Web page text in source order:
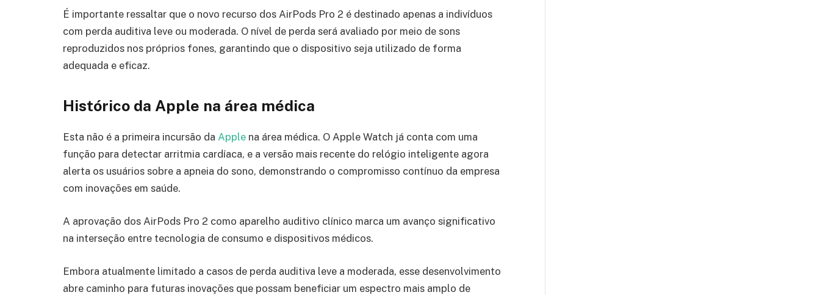
É importante ressaltar que o novo recurso dos AirPods Pro 2 é destinado apenas a indivíduos
com perda auditiva leve ou moderada. O nível de perda será avaliado por meio de sons
reproduzidos nos próprios fones, garantindo que o dispositivo seja utilizado de forma
adequada e eficaz.
Histórico da Apple na área médica
Esta não é a primeira incursão da Apple na área médica. O Apple Watch já conta com uma
função para detectar arritmia cardíaca, e a versão mais recente do relógio inteligente agora
alerta os usuários sobre a apneia do sono, demonstrando o compromisso contínuo da empresa
com inovações em saúde.
A aprovação dos AirPods Pro 2 como aparelho auditivo clínico marca um avanço significativo
na interseção entre tecnologia de consumo e dispositivos médicos.
Embora atualmente limitado a casos de perda auditiva leve a moderada, esse desenvolvimento
abre caminho para futuras inovações que possam beneficiar um espectro mais amplo de